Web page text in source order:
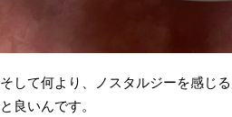
そして何より、ノスタルジーを感じ
と良いんです。